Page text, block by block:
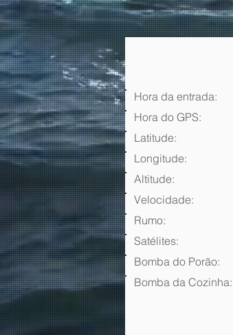
Hora da entrada:
Hora do GPS:
Latitude:
Longitude:
Altitude:
Velocidade:
Rumo:
Satélites:
Bomba do Porão:
Bomba da Cozinha: